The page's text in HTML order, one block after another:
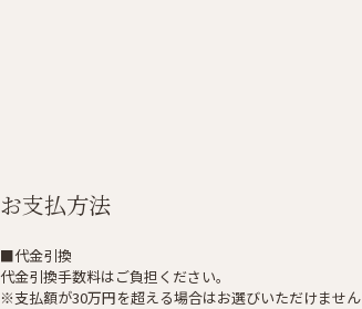
お支払方法
■代金引換
代金引換手数料はご負担ください。
※支払額が30万円を超える場合はお選びいただけません